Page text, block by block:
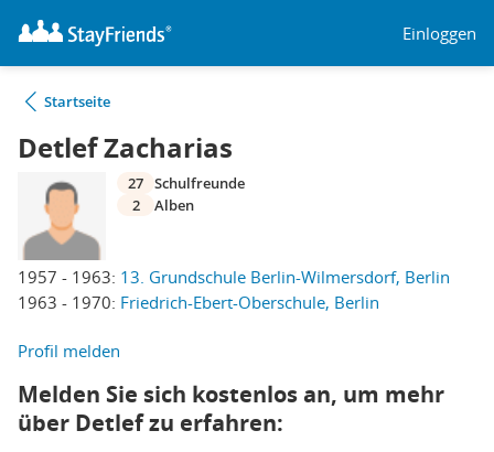
Einloggen
Startseite
Detlef Zacharias
1957 - 1963: 13. Grundschule Berlin-Wilmersdorf, Berlin
1963 - 1970: Friedrich-Ebert-Oberschule, Berlin
27 Schulfreunde
2
Alben
Profil melden
Melden Sie sich kostenlos an, um mehr
über Detlef zu erfahren: